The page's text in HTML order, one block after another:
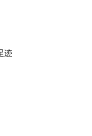
迹